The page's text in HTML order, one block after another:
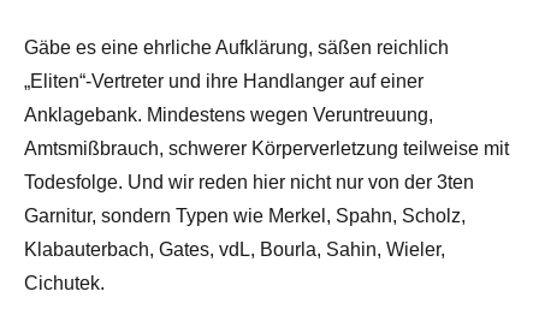
Gäbe es eine ehrliche Aufklärung, säßen reichlich
„Eliten“-Vertreter und ihre Handlanger auf einer
Anklagebank. Mindestens wegen Veruntreuung,
Amtsmißbrauch, schwerer Körperverletzung teilweise mit
Todesfolge. Und wir reden hier nicht nur von der 3ten
Garnitur, sondern Typen wie Merkel, Spahn, Scholz,
Klabauterbach, Gates, vdL, Bourla, Sahin, Wieler,
Cichutek.